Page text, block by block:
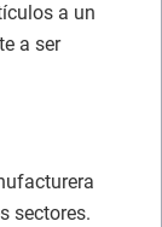
a un
a ser
sectores.